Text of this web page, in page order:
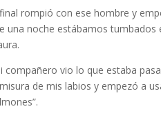
rompió con ese hombre y
una noche estábamos tumbados
compañero vio lo que estaba
de mis labios y empezó a